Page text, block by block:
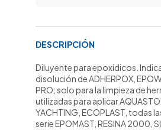
DESCRIPCIÓN
Diluyente para epoxídicos.
disolución de ADHERPOX,
PRO; solo para la limpieza de
utilizadas para aplicar
YACHTING, ECOPLAST, todas
serie EPOMAST, RESINA 2000,